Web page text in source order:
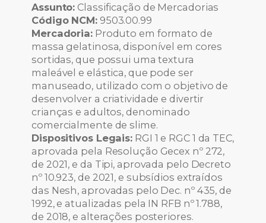
Assunto: Classificação de Mercadorias
Código NCM:9503.00.99
Mercadoria:Produto em formato de
massa gelatinosa, disponível em cores
sortidas, que possui uma textura
maleável e elástica, que pode ser
manuseado, utilizado com o objetivo de
desenvolver a criatividade e divertir
crianças e adultos, denominado
comercialmente de slime.
Dispositivos Legais: RGI 1 e RGC 1 da TEC,
aprovada pela Resolução Gecex nº 272,
de 2021, e da Tipi, aprovada pelo Decreto
nº 10.923, de 2021, e subsídios extraídos
das Nesh, aprovadas pelo Dec. nº 435, de
1992, e atualizadas pela IN RFB nº 1.788,
de 2018, e alterações posteriores.